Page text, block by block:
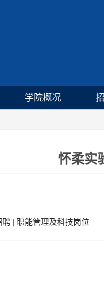
学院概况
怀柔实
| 职能管理及科技岗位